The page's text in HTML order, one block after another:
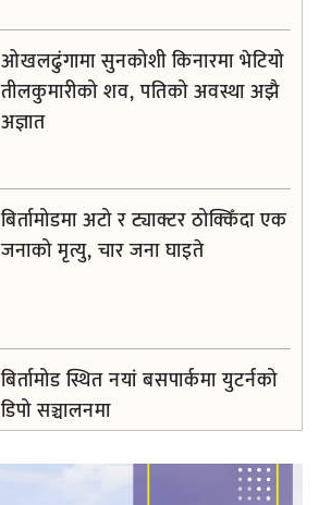
ओखलढुंगामा सुनकोशी किनारमा भेटियो
तीलकुमारीको शव, पतिको अवस्था अझै
अज्ञात
बिर्तामोडमा अटो र ट्याक्टर ठोक्किँदा एक
जनाको मृत्यु, चार जना घाइते
बिर्तामोड स्थित नयां बसपार्कमा युटर्नको
डिपो सञ्चालनमा